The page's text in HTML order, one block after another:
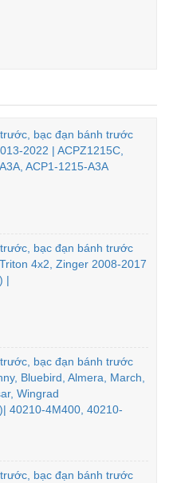
bạc đạn bánh trước
2022 | ACPZ1215C,
ACP1-1215-A3A
bạc đạn bánh trước
4x2, Zinger 2008-2017
|
bạc đạn bánh trước
Bluebird, Almera, March,
Wingrad
40210-4M400, 40210-
bạc đạn bánh trước